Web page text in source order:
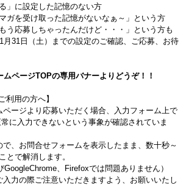
」に設定した記憶のない方
ガを受け取った記憶がないなぁ～」という方
う応募しちゃったんだけど・・・」という方も
月31日（土）までの設定のご確認、ご応募、お待
ページTOPの専用バナーよりどうぞ！！
利用の方へ】
ページより応募いただく場合、入力フォーム上で
に入力できないという事象が確認されていま
、お問合せフォームを表示したまま、数十秒～
とで解消します。
GoogleChrome、Firefoxでは問題ありません）
入力の際ご注意いただきますよう、お願いいたし